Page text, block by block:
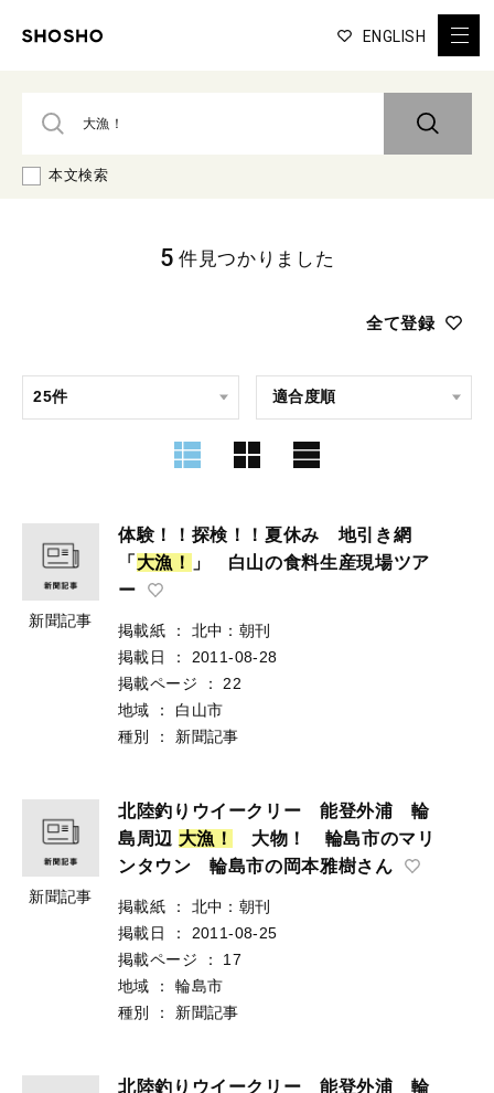
ENGLISH
本文検索
全て登録
5 件見つかりました
新聞記事
体験！！探検！！夏休み 地引き網
「 大漁 ！
」 白山の食料生産現場ツア
ー
掲載紙 ：
北中：朝刊
掲載日
：
2011-08-28
掲載ページ
：
22
地域
：
白山市
種別
： 新聞記事
新聞記事
北陸釣りウイークリー 能登外浦 輪
島周辺 大漁 ！
大物！ 輪島市のマリ
ンタウン 輪島市の岡本雅樹さん
掲載紙 ：
北中：朝刊
掲載日
：
2011-08-25
掲載ページ
：
17
地域
：
輪島市
種別
： 新聞記事
北陸釣りウイークリー 能登外浦 輪